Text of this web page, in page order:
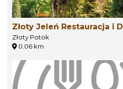
Złoty Jeleń Restauracja i
Złoty Potok
0.06 km